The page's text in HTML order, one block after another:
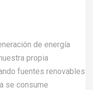
de energía
propia
fuentes renovables
se consume